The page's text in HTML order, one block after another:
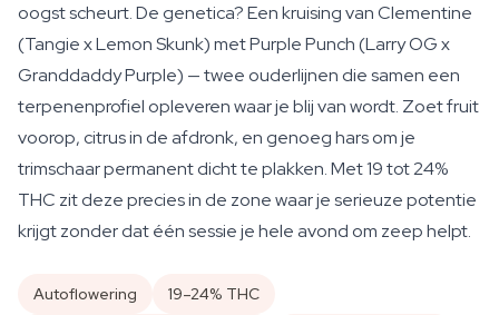
oogst scheurt. De genetica? Een kruising van Clementine
(Tangie x Lemon Skunk) met Purple Punch (Larry OG x
Granddaddy Purple) — twee ouderlijnen die samen een
terpenenprofiel opleveren waar je blij van wordt. Zoet fruit
voorop, citrus in de afdronk, en genoeg hars om je
trimschaar permanent dicht te plakken. Met 19 tot 24%
THC zit deze precies in de zone waar je serieuze potentie
krijgt zonder dat één sessie je hele avond om zeep helpt.
Autoflowering
19–24% THC